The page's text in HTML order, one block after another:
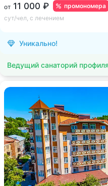
промономера
от 11 000 ₽
сут/чел, с лечением
Уникально!
Ведущий санаторий